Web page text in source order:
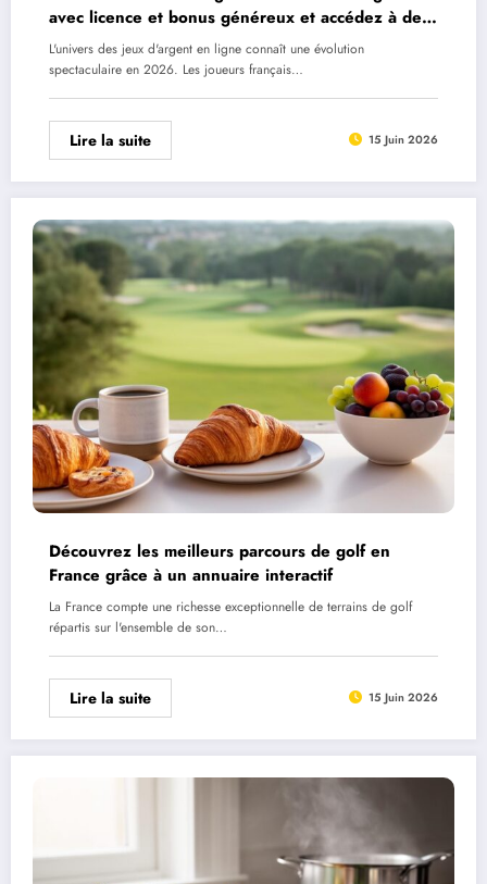
avec licence et bonus généreux et accédez à des
centaines de jeux
L'univers des jeux d'argent en ligne connaît une évolution
spectaculaire en 2026. Les joueurs français…
Lire la suite 15 Juin 2026
Découvrez les meilleurs parcours de golf en
France grâce à un annuaire interactif
La France compte une richesse exceptionnelle de terrains de golf
répartis sur l'ensemble de son…
Lire la suite 15 Juin 2026